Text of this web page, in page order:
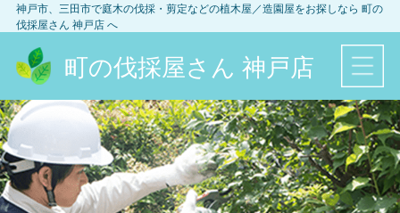
神戸市、三田市で庭木の伐採・剪定などの植木屋／造園屋をお探しなら 町の
伐採屋さん 神戸店へ
町の伐採屋さん 神戸店